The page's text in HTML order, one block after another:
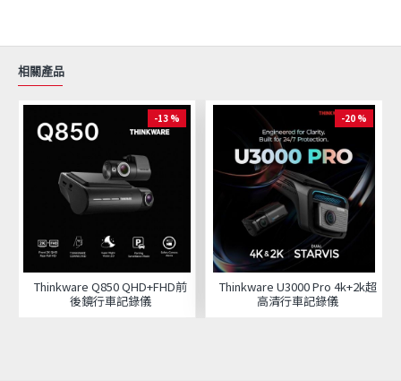
相關產品
-13 %
Thinkware Q850 QHD+FHD前
後鏡行車記錄儀
-20 %
Thinkware U3000 Pro 4k+2k超
高清行車記錄儀